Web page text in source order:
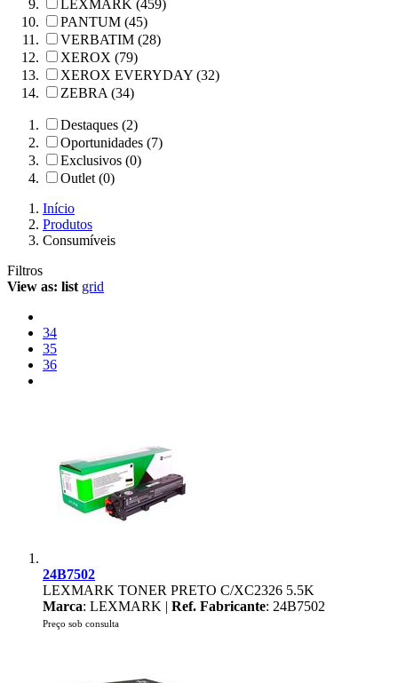
LEXMARK (459)
PANTUM (45)
VERBATIM (28)
XEROX (79)
XEROX EVERYDAY (32)
ZEBRA (34)
Destaques (2)
Oportunidades (7)
Exclusivos (0)
Outlet (0)
Início
Produtos
Consumíveis
Filtros
View as: list grid
34
35
36
24B7502
LEXMARK TONER PRETO C/XC2326 5.5K
Marca: LEXMARK | Ref. Fabricante: 24B7502
Preço sob consulta